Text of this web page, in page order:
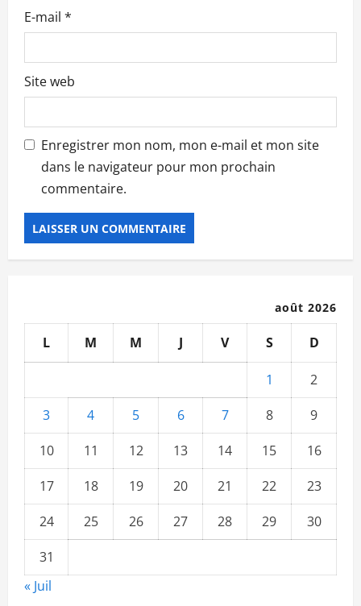
e
E-mail *
Site web
Enregistrer mon nom, mon e-mail et mon site
dans le navigateur pour mon prochain
commentaire.
août 2026
L M M J V S D
1
2
3
4 5 6 7 8
9
10
11 12 13 14 15
16
17
18 19 20 21 22
23
24
25 26 27 28 29
30
31
« Juil